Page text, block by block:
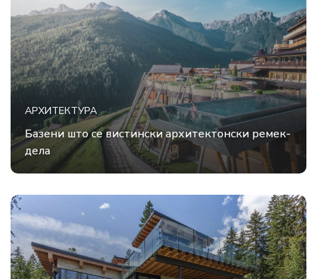
АРХИТЕКТУРА
Базени што се вистински архитектонски ремек-
дела